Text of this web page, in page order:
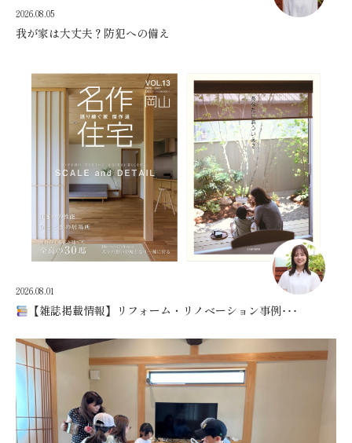
2026.08.05
我が家は大丈夫？防犯への備え
2026.08.01
【雑誌掲載情報】リフォーム・リノベーション事例･･･